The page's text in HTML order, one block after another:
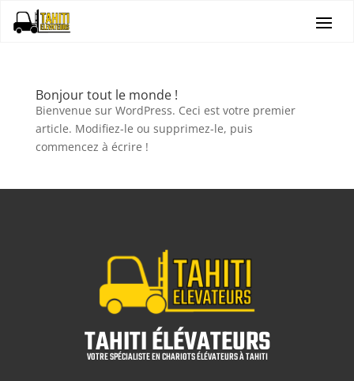
Bonjour tout le monde !
Bienvenue sur WordPress. Ceci est votre premier
article. Modifiez-le ou supprimez-le, puis
commencez à écrire !
TAHITI ÉLÉVATEURS
VOTRE SPÉCIALISTE EN CHARIOTS ÉLÉVATEURS À TAHITI